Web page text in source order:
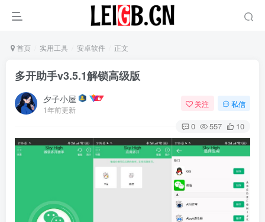
首页 实用工具 安卓软件 正文
多开助手v3.5.1解锁高级版
夕子小屋
1年前更新
关注 私信
0 557 10